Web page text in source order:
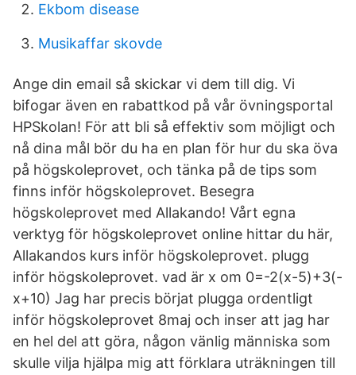
Ekbom disease
Musikaffar skovde
Ange din email så skickar vi dem till dig. Vi
bifogar även en rabattkod på vår övningsportal
HPSkolan! För att bli så effektiv som möjligt och
nå dina mål bör du ha en plan för hur du ska öva
på högskoleprovet, och tänka på de tips som
finns inför högskoleprovet. Besegra
högskoleprovet med Allakando! Vårt egna
verktyg för högskoleprovet online hittar du här,
Allakandos kurs inför högskoleprovet. plugg
inför högskoleprovet. vad är x om 0=-2(x-5)+3(-
x+10) Jag har precis börjat plugga ordentligt
inför högskoleprovet 8maj och inser att jag har
en hel del att göra, någon vänlig människa som
skulle vilja hjälpa mig att förklara uträkningen till